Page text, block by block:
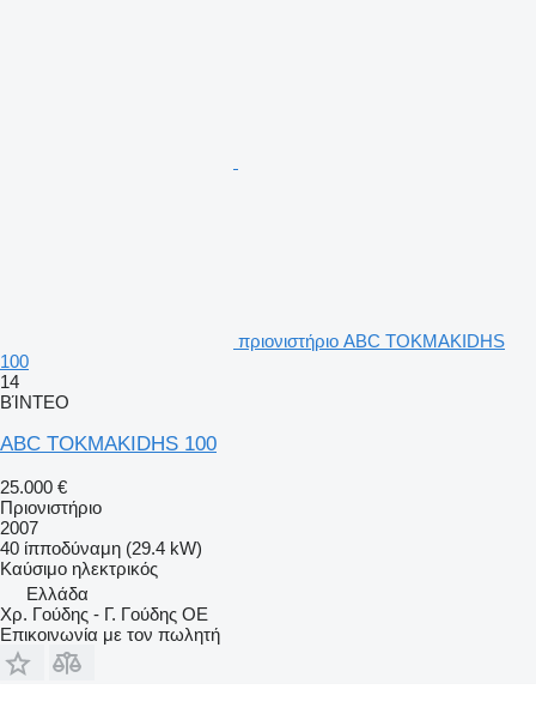
πριονιστήριο ABC TOKMAKIDHS
100
14
ΒΊΝΤΕΟ
ABC TOKMAKIDHS 100
25.000 €
Πριονιστήριο
2007
40 ίπποδύναμη (29.4 kW)
Καύσιμο ηλεκτρικός
Ελλάδα
Χρ. Γούδης - Γ. Γούδης ΟΕ
Επικοινωνία με τον πωλητή